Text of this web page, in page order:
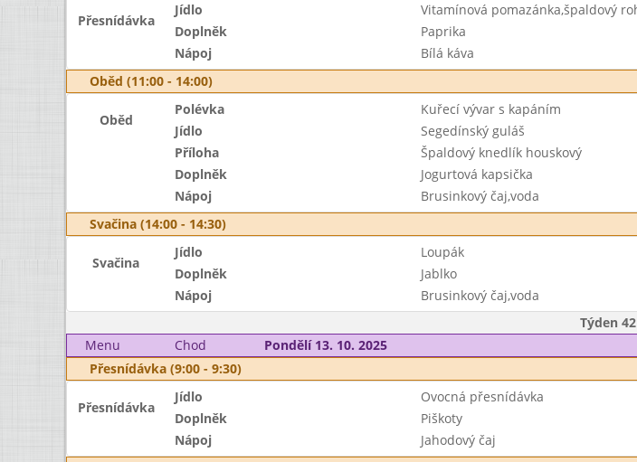
Přesnídávka
Jídlo Vitamínová pomazánka,špaldový
Doplněk
Paprika
Nápoj
Bílá káva
Oběd (11:00 - 14:00)
Oběd
Polévka Kuřecí vývar s kapáním
Jídlo
Segedínský guláš
Příloha
Špaldový knedlík houskový
Doplněk
Jogurtová kapsička
Nápoj
Brusinkový čaj,voda
Svačina (14:00 - 14:30)
Svačina
Jídlo Loupák
Doplněk
Jablko
Nápoj
Brusinkový čaj,voda
Týden 42
Menu
Chod Pondělí 13. 10. 2025
Přesnídávka (9:00 - 9:30)
Přesnídávka
Jídlo
Ovocná přesnídávka
Doplněk
Piškoty
Nápoj
Jahodový čaj